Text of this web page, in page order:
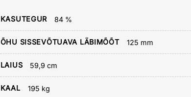
KASUTEGUR 84 %
ÕHU SISSEVÕTUAVA LÄBIMÕÕT 125 mm
LAIUS 59,9 cm
KAAL 195 kg